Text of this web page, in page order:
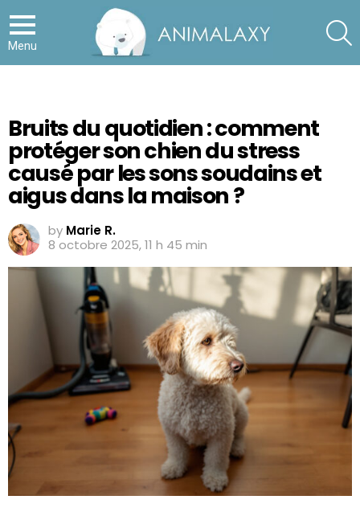
Menu
Bruits du quotidien : comment
protéger son chien du stress
causé par les sons soudains et
aigus dans la maison ?
by Marie R.
8 octobre 2025, 11 h 45 min